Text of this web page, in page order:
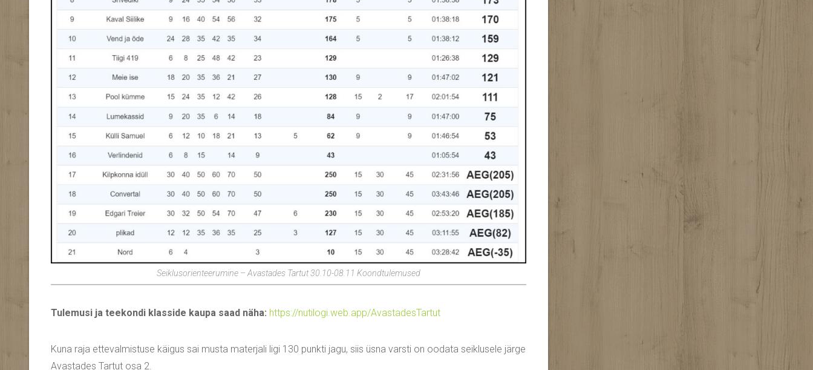
Seiklusorienteerumine – Avastades Tartut 30.10-08.11 Koondtulemused
Tulemusi ja teekondi klasside kaupa saad näha: https://nutilogi.web.app/AvastadesTartut
Kuna raja ettevalmistuse käigus sai musta materjali ligi 130 punkti jagu, siis üsna varsti on oodata seiklusele järge
Avastades Tartut osa 2.